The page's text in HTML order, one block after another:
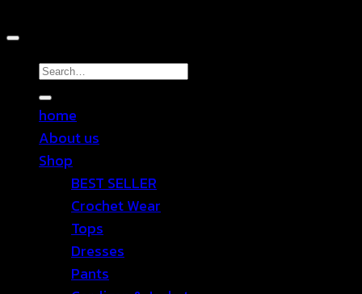
Search
for:
home
About us
Shop
BEST SELLER
Crochet Wear
Tops
Dresses
Pants